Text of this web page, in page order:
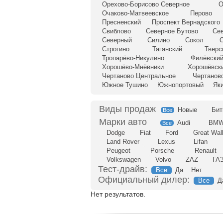
Орехово-Борисово Северное
Очаково-Матвеевское
Перово
Пресненский
Проспект Вернадского
Свиблово
Северное Бутово
Северный
Силино Сокол
Строгино
Таганский
Тропарёво-Никулино
Хорошёво-Мнёвники
Чертаново Центральное
Южное Тушино
Южнопортовый
Все Новые
Все Audi
Dodge
Fiat Ford
Great
Land Rover
Lexus
Lifan
Peugeot
Porsche
Renault
Volkswagen
Volvo ZAZ
Тест-драйв: Все Да Нет
Официальный дилер: Все
Нет результатов.